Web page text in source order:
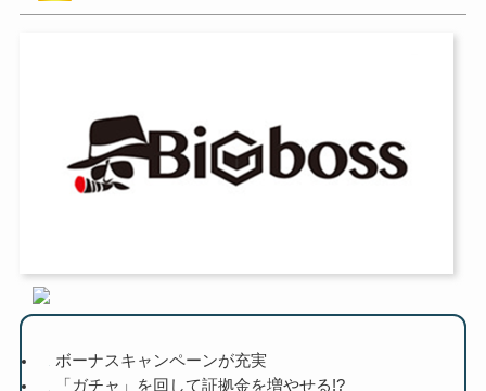
ボーナスキャンペーンが充実
「ガチャ」を回して証拠金を増やせる!?